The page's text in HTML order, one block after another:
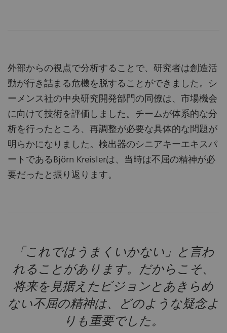
外部からの視点で分析することで、研究者は創造活
動が行き詰まる危機を脱することができました。シ
ーメンス社の中央研究開発部門の同僚は、市場機会
に向けて技術を評価しました。チームが体系的な分
析を行ったところ、再調整が必要な具体的な問題が
明らかになりました。検出器のシニアキーエキスパ
ートであるBjörn Kreislerは、当時は不屈の精神が必
要だったと振り返ります。
「これではうまくいかない」と言わ
れることがあります。だからこそ、
将来を見据えたビジョンとあきらめ
ない不屈の精神は、どのような疑念よ
りも重要でした。